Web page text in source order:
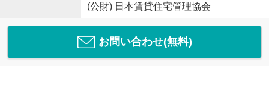
(公財) 日本賃貸住宅管理協会
お問い合わせ(無料)